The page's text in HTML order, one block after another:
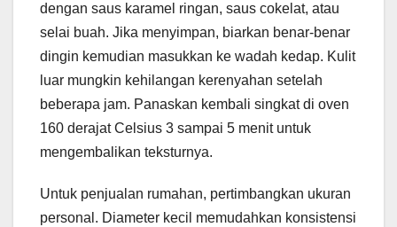
dengan saus karamel ringan, saus cokelat, atau
selai buah. Jika menyimpan, biarkan benar-benar
dingin kemudian masukkan ke wadah kedap. Kulit
luar mungkin kehilangan kerenyahan setelah
beberapa jam. Panaskan kembali singkat di oven
160 derajat Celsius 3 sampai 5 menit untuk
mengembalikan teksturnya.
Untuk penjualan rumahan, pertimbangkan ukuran
personal. Diameter kecil memudahkan konsistensi